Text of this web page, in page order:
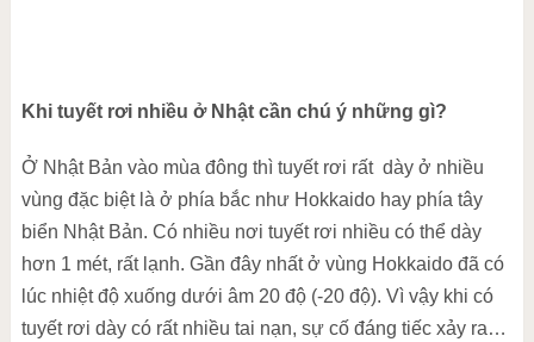
Khi tuyết rơi nhiều ở Nhật cần chú ý những gì?
Ở Nhật Bản vào mùa đông thì tuyết rơi rất dày ở nhiều
vùng đặc biệt là ở phía bắc như Hokkaido hay phía tây
biển Nhật Bản. Có nhiều nơi tuyết rơi nhiều có thể dày
hơn 1 mét, rất lạnh. Gần đây nhất ở vùng Hokkaido đã có
lúc nhiệt độ xuống dưới âm 20 độ (-20 độ). Vì vậy khi có
tuyết rơi dày có rất nhiều tai nạn, sự cố đáng tiếc xảy ra…